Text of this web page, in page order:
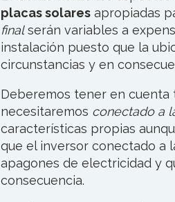
placas solares apropiadas
finalserán variables a
instalación puesto que la
circunstancias y en
Deberemos tener en cuenta
necesitaremos conectado a
características propias
que el inversor conectado a
apagones de electricidad y
consecuencia.